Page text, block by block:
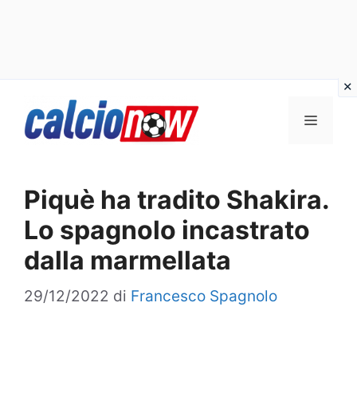
Menu
Piquè ha tradito Shakira.
Lo spagnolo incastrato
dalla marmellata
29/12/2022 di Francesco Spagnolo